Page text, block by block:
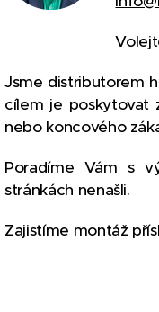
Jsme distributorem
cílem je poskytovat
nebo koncového
Poradíme Vám s
stránkách nenašli.
Zajistíme montáž